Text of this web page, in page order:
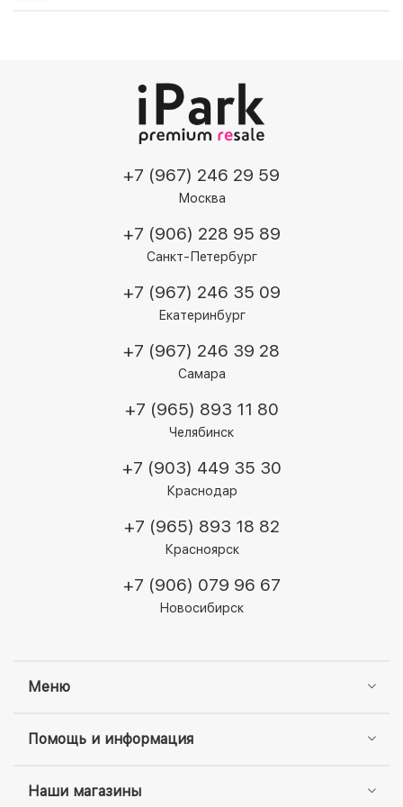
Меню
Помощь и информация
Наши магазины
+7 (967) 246 29 59
Москва
+7 (906) 228 95 89
Санкт-Петербург
+7 (967) 246 35 09
Екатеринбург
+7 (967) 246 39 28
Самара
+7 (965) 893 11 80
Челябинск
+7 (903) 449 35 30
Краснодар
+7 (965) 893 18 82
Красноярск
+7 (906) 079 96 67
Новосибирск